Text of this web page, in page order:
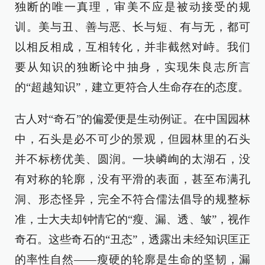
独断的唯一真理，审美不应是被动接受的规
训。美与丑、善与恶、长与短、有与无，都可
以相反相成，互相转化，并非截然对峙。我们
要从知识的独断论中抽身，实现朱良志所言
的“超越知识”，建立更符合人生命存在的态度。
古人对“奇石”的偏爱便是生动例证。在中国园林
中，石头是必不可少的景观，但园林里的石头
并不标榜优美、圆润。一块嶙峋的太湖石，没
有对称的轮廓，没有平滑的表面，甚至布满孔
洞、形态怪异，完全不符合儒法倡导的规整标
准，士大夫却钟情它的“瘦、漏、透、皱”，视作
奇石。这些奇石的“丑态”，透露出未经知识匡正
的率性自然——瘦硬的轮廓是生命的坚韧，漏